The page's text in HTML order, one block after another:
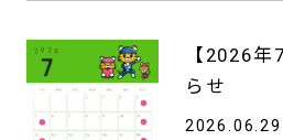
【2026
らせ
2026.06.29